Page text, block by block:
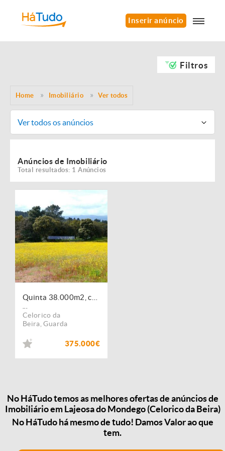
Inserir anúncio
Filtros
Home Imobiliário Ver todos
Ver todos os anúncios
Anúncios de Imobiliário
Total resultados: 1 Anúncios
Celorico da
Beira ,Guarda
375.000€
No HáTudo temos as melhores ofertas de anúncios de
Imobiliário em Lajeosa do Mondego (Celorico da Beira)
No HáTudo há mesmo de tudo! Damos Valor ao que
tem.